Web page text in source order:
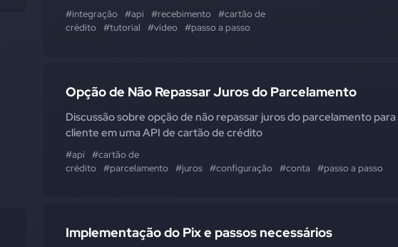
#integração #api #recebimento
#cartão de
crédito
#tutorial #vídeo #passo a passo
Opção de Não Repassar Juros do Parcelamento
Discussão sobre opção de não repassar juros do parcelamento para
cliente em uma API de cartão de crédito
#api
#cartão de
crédito
#parcelamento #juros #configuração #conta #passo a passo
Implementação do Pix e passos necessários